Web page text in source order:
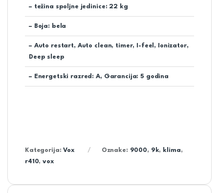
– težina spoljne jedinice: 22 kg
– Boja: bela
– Auto restart, Auto clean, timer, I-feel, Ionizator,
Deep sleep
– Energetski razred: A, Garancija: 5 godina
Kategorija:Vox Oznake: 9000, 9k, klima,
r410,vox